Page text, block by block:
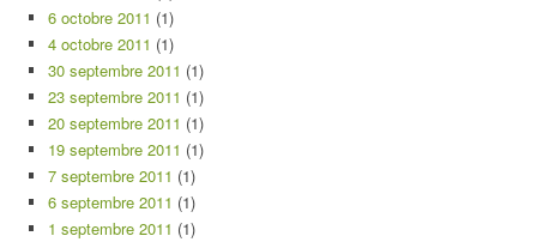
6 octobre 2011 (1)
4 octobre 2011 (1)
30 septembre 2011 (1)
23 septembre 2011 (1)
20 septembre 2011 (1)
19 septembre 2011 (1)
7 septembre 2011 (1)
6 septembre 2011 (1)
1 septembre 2011 (1)